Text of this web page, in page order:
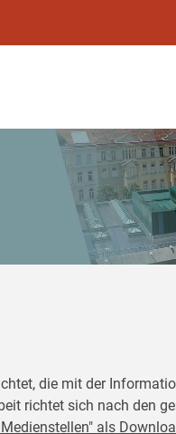
die mit der
richtet sich nach den
als